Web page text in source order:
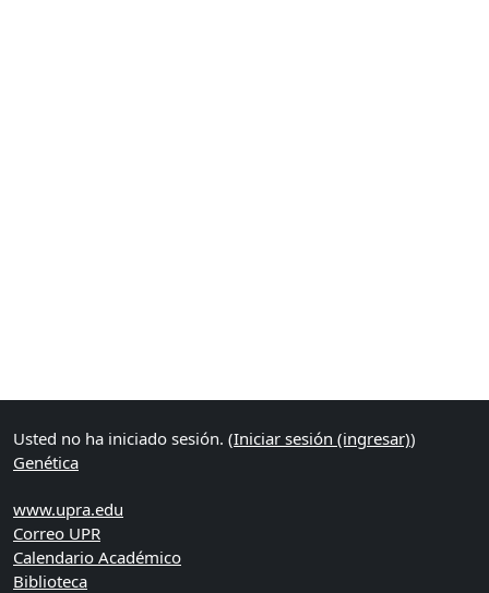
Usted no ha iniciado sesión. (Iniciar sesión (ingresar))
Genética
www.upra.edu
Correo UPR
Calendario Académico
Biblioteca